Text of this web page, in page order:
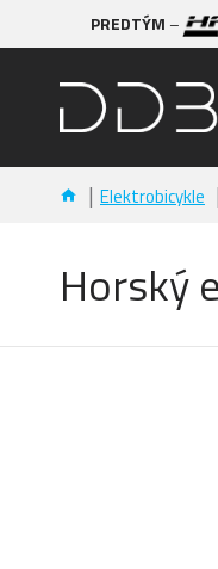
PREDTÝM –
Elektrobicykle
Horský